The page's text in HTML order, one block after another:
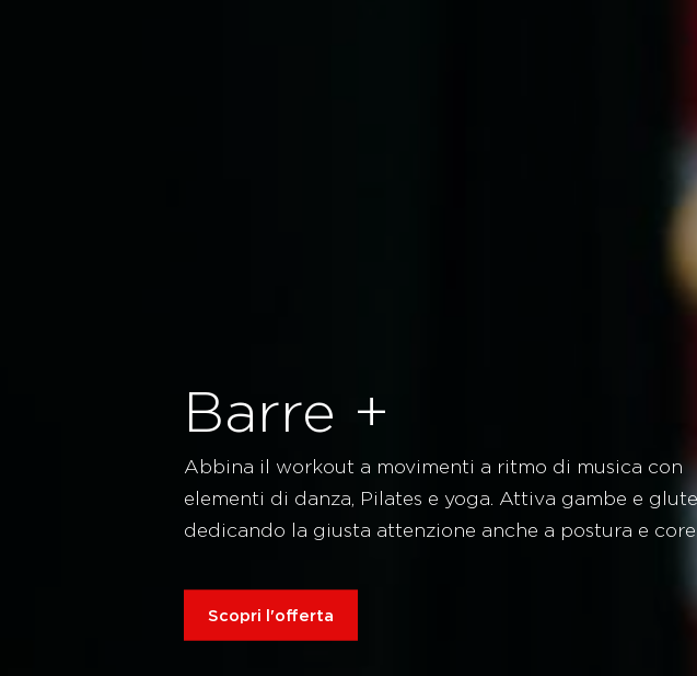
Barre +
Abbina il workout a movimenti a ritmo di musica con
elementi di danza, Pilates e yoga. Attiva gambe e
dedicando la giusta attenzione anche a postura e core.
Scopri l'offerta